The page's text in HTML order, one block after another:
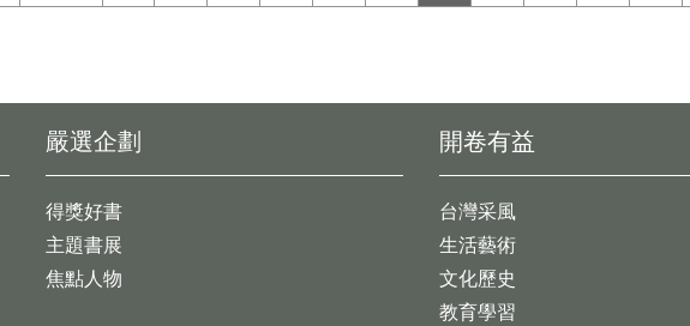
開卷有益
台灣采風
生活藝術
文化歷史
教育學習
嚴選企劃
得獎好書
主題書展
焦點人物